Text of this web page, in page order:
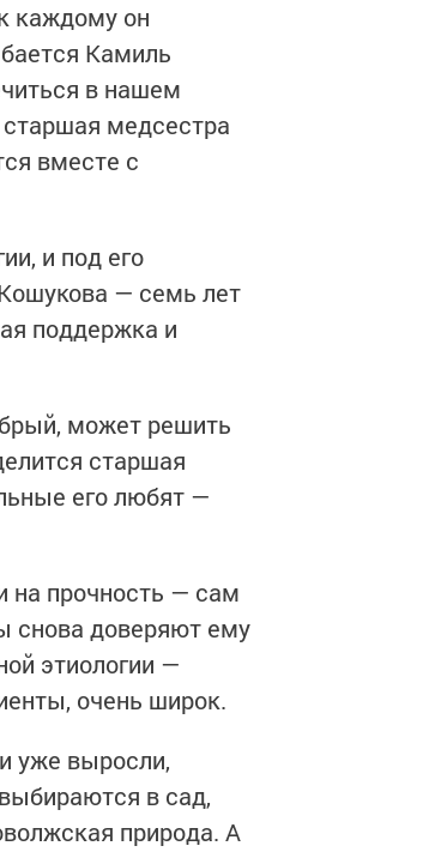
каждому он
Камиль
в нашем
медсестра
вместе с
и под его
— семь лет
поддержка и
может решить
старшая
его любят —
на прочность — сам
снова доверяют ему
этиологии —
очень широк.
уже выросли,
в сад,
природа. А